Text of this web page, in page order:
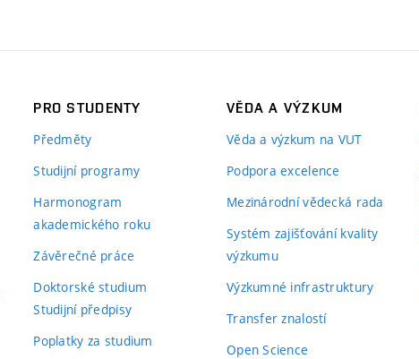
PRO STUDENTY
Předměty
Studijní programy
Harmonogram
akademického roku
Závěrečné práce
Doktorské studium
Studijní předpisy
Poplatky za studium
VĚDA A VÝZKUM
Věda a výzkum na VUT
Podpora excelence
Mezinárodní vědecká rada
Systém zajišťování kvality
výzkumu
Výzkumné infrastruktury
Transfer znalostí
Open Science